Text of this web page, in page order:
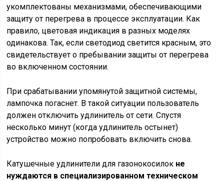
укомплектованы механизмами, обеспечивающими
защиту от перегрева в процессе эксплуатации. Как
правило, цветовая индикация в разных моделях
одинакова. Так, если светодиод светится красным, это
свидетельствует о пребывании защиты от перегрева
во включенном состоянии.
При срабатывании упомянутой защитной системы,
лампочка погаснет. В такой ситуации пользователь
должен отключить удлинитель от сети. Спустя
несколько минут (когда удлинитель остынет)
устройство можно попробовать включить снова.
Катушечные удлинители для газонокосилок не
нуждаются в специализированном техническом